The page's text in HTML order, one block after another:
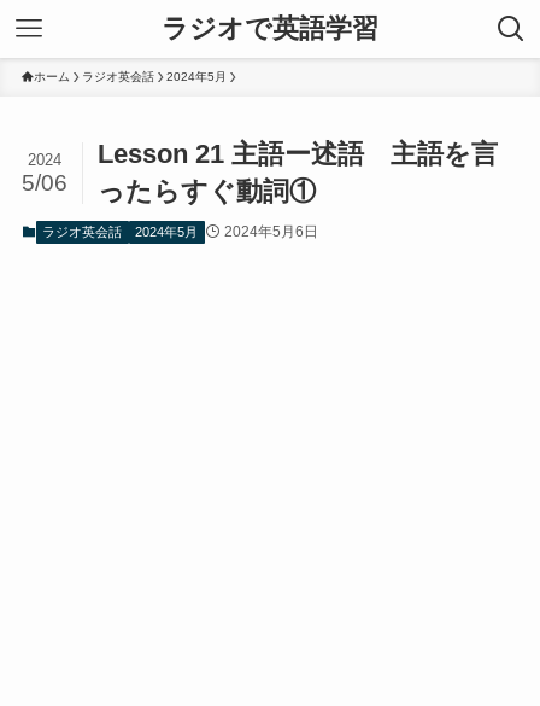
ラジオで英語学習
ホーム ラジオ英会話 2024年5月
Lesson 21 主語ー述語 主語を言
ったらすぐ動詞①
2024
5/06
ラジオ英会話 2024年5月 2024年5月6日